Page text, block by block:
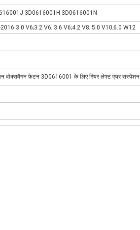
3D0616001H 3D0616001N
3.0 V6;3.2 V6; 3.6 V6;4.2 V8; 5.0 V10;6.0 W12
वोक्सवैगन फेटन 3D0616001 के लिए रियर लेफ्ट एयर सस्पेंशन